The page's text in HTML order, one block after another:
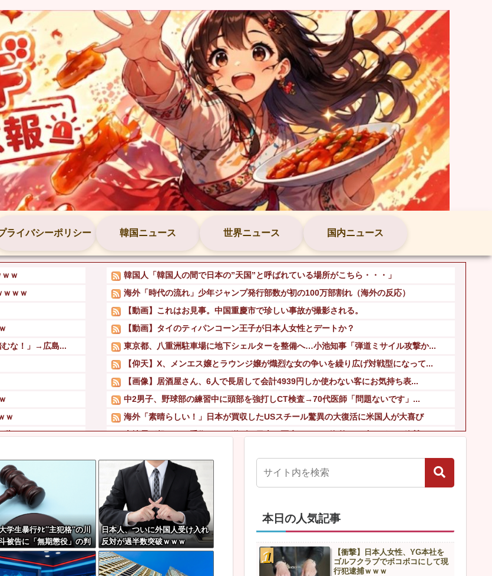
ライバシーポリシー 韓国ニュース 世界ニュース 国内ニュース
ｗ
ｗｗ
むな！」→広島...
ｗ
辞めます」⇒...
でプレ...
沿線の道路水...
間320万...
韓国人「韓国人の間で日本の”天国”と呼ばれている場所がこちら・・・」
海外「時代の流れ」少年ジャンプ発行部数が初の100万部割れ（海外の反応）
【動画】これはお見事。中国重慶市で珍しい事故が撮影される。
【動画】タイのティパンコーン王子が日本人女性とデートか？
東京都、八重洲駐車場に地下シェルターを整備へ…小池知事「弾道ミサイル攻撃か...
【仰天】X、メンエス嬢とラウンジ嬢が熾烈な女の争いを繰り広げ対戦型になって...
【画像】居酒屋さん、6人で長居して会計4939円しか使わない客にお気持ち表...
中2男子、野球部の練習中に頭部を強打しCT検査→70代医師「問題ないです」...
海外「素晴らしい！」日本が買収したUSスチール驚異の大復活に米国人が大喜び
大地震が起きても手術をやり遂げる日本の医療チーム、海外でも凄すぎると絶賛
日本人はBYDの軽EV「ラッコ」をどう見ているのか？…中国メディア！
学生暴行ﾀﾋ″主犯格″の川
被告に「無期懲役」の判
時17歳少年に「懲役30
判決
日本人、ついに外国人受け入れ
反対が過半数突破ｗｗｗ
本日の人気記事
【衝撃】日本人女性、YG本社を
ゴルフクラブでボコボコにして現
行犯逮捕ｗｗｗ